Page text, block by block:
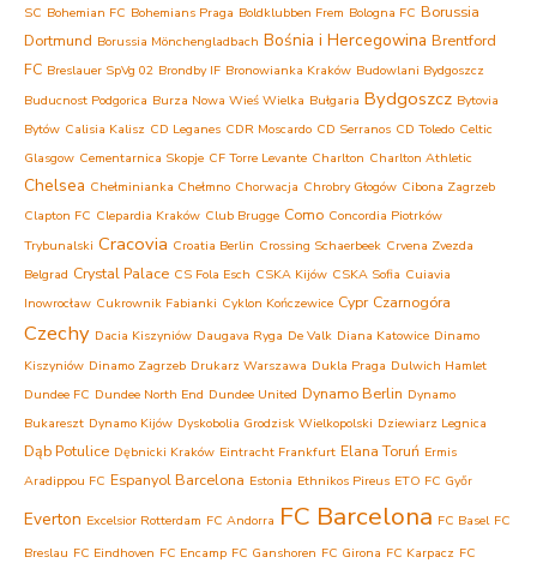
SC Bohemian FC Bohemians Praga Boldklubben Frem Bologna FC Borussia
Dortmund Borussia Mönchengladbach Bośnia i Hercegowina Brentford
FC Breslauer SpVg 02 Brondby IF Bronowianka Kraków Budowlani Bydgoszcz
Buducnost Podgorica Burza Nowa Wieś Wielka Bułgaria Bydgoszcz Bytovia
Bytów Calisia Kalisz CD Leganes CDR Moscardo CD Serranos CD Toledo Celtic
Glasgow Cementarnica Skopje CF Torre Levante Charlton Charlton Athletic
Chelsea Chełminianka Chełmno Chorwacja Chrobry Głogów Cibona Zagrzeb
Clapton FC Clepardia Kraków Club Brugge Como Concordia Piotrków
Trybunalski Cracovia Croatia Berlin Crossing Schaerbeek Crvena Zvezda
Belgrad Crystal Palace CS Fola Esch CSKA Kijów CSKA Sofia Cuiavia
Inowrocław Cukrownik Fabianki Cyklon Kończewice Cypr Czarnogóra
Czechy Dacia Kiszyniów Daugava Ryga De Valk Diana Katowice Dinamo
Kiszyniów Dinamo Zagrzeb Drukarz Warszawa Dukla Praga Dulwich Hamlet
Dundee FC Dundee North End Dundee United Dynamo Berlin Dynamo
Bukareszt Dynamo Kijów Dyskobolia Grodzisk Wielkopolski Dziewiarz Legnica
Dąb Potulice Dębnicki Kraków Eintracht Frankfurt Elana Toruń Ermis
Aradippou FC Espanyol Barcelona Estonia Ethnikos Pireus ETO FC Győr
Everton Excelsior Rotterdam FC Andorra FC Barcelona FC Basel FC
Breslau FC Eindhoven FC Encamp FC Ganshoren FC Girona FC Karpacz FC